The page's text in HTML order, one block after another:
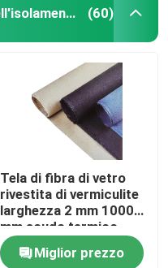
Nastro termoresistente dell'isolamento (60)
Tela di fibra di vetro
rivestita di vermiculite
larghezza 2 mm 1000
mm scudo termico
Miglior prezzo